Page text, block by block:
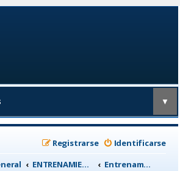
▼
Identificarse
Registrarse
ENTRENAMIENTO, medicina deportiva y nutrición Entrenamiento basado en Pulso